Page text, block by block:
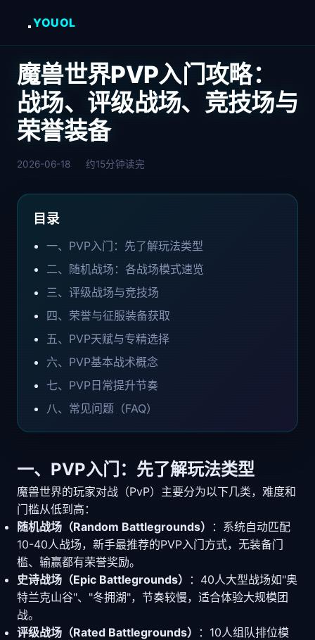
YOUOL
魔兽世界PVP入门攻略：
战场、评级战场、竞技场与
荣誉装备
2026-06-18 约15分钟读完
目录
一、PVP入门：先了解玩法类型
二、随机战场：各战场模式速览
三、评级战场与竞技场
四、荣誉与征服装备获取
五、PVP天赋与专精选择
六、PVP基本战术概念
七、PVP日常提升节奏
八、常见问题（FAQ）
一、PVP入门：先了解玩法类型
魔兽世界的玩家对战（PvP）主要分为以下几类，难度和
门槛从低到高：
随机战场（Random Battlegrounds）
：系统自动匹配
10-40人战场，新手最推荐的PVP入门方式，无装备门
槛、输赢都有荣誉奖励。
史诗战场（Epic Battlegrounds）
：40人大型战场如"奥
特兰克山谷"、"冬拥湖"，节奏较慢，适合体验大规模团
战。
评级战场（Rated Battlegrounds）
：10人组队排位模